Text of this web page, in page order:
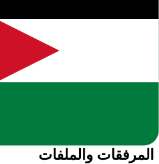
نحن ملتزمون بتقديم محتوى عالي الجودة
يمكنكم تصفح المزيد من المقالات
خاصية البحث للوصول إلى مواضيع
تعليقاتكم وآرائكم لمساعدتنا في
إخلاء مسؤولية: المعلومات الواردة في
إعلامية فقط. نوصي دائماً بالتحقق من
إذا كان لديك أي استفسار أو ملاحظة، لا
المرفقات والملفات